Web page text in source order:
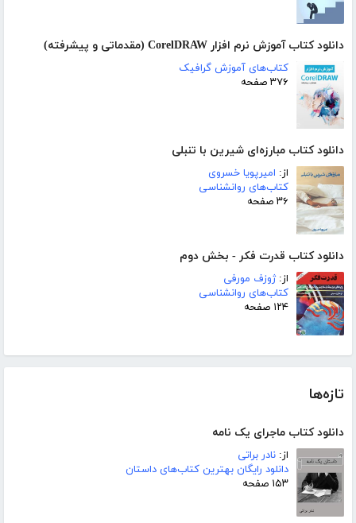
دانلود کتاب آموزش نرم افزار CorelDRAW (مقدماتی و پیشرفته)
کتاب‌های آموزش گرافیک
۳۷۶ صفحه
دانلود کتاب مبارزه‌ای شیرین با تنبلی
از: امیرپویا خسروی
کتاب‌های روانشناسی
۳۶ صفحه
دانلود کتاب قدرت فکر - بخش دوم
از:ژوزف مورفی
کتاب‌های روانشناسی
۱۲۴ صفحه
تازه‌ها
دانلود کتاب ماجرای یک نامه
از: نادر براتی
دانلود رایگان بهترین کتاب‌های داستان
۱۵۳ صفحه